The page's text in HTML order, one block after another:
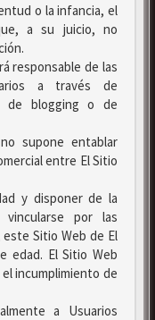
o la infancia, el
a su juicio, no
responsable de las
a través de
de blogging o de
supone entablar
entre El Sitio
y disponer de la
vincularse por las
Sitio Web de El
edad. El Sitio Web
incumplimiento de
a Usuarios